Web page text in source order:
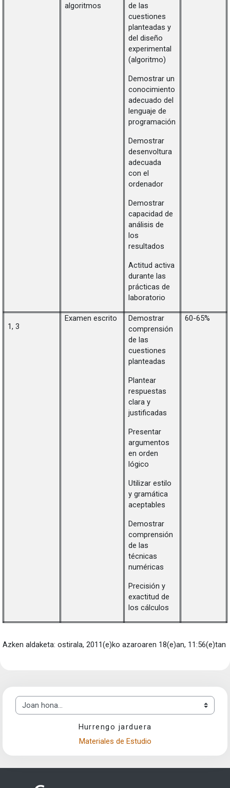
algoritmos
de las
cuestiones
planteadas y
del diseño
experimental
(algoritmo)
Demostrar un
conocimiento
adecuado del
lenguaje de
programación
Demostrar
desenvoltura
adecuada
con el
ordenador
Demostrar
capacidad de
análisis de
los
resultados
Actitud activa
durante las
prácticas de
laboratorio
1, 3
Examen escrito
Demostrar
comprensión
de las
cuestiones
planteadas
Plantear
respuestas
clara y
justificadas
Presentar
argumentos
en orden
lógico
Utilizar estilo
y gramática
aceptables
Demostrar
comprensión
de las
técnicas
numéricas
Precisión y
exactitud de
los cálculos
60-65%
Azken aldaketa: ostirala, 2011(e)ko azaroaren 18(e)an, 11:56(e)tan
Joan hona...
Hurrengo jarduera
Materiales de Estudio